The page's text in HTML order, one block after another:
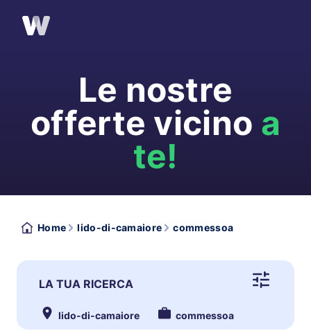
Le nostre
offerte vicino a
te!
Home lido-di-camaiore commessoa
LA TUA RICERCA
lido-di-camaiore commessoa